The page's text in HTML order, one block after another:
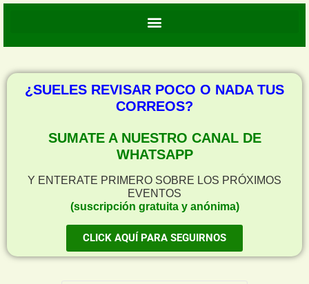
¿SUELES REVISAR POCO O NADA TUS
CORREOS?
SUMATE A NUESTRO CANAL DE
WHATSAPP
Y ENTERATE PRIMERO SOBRE LOS PRÓXIMOS
EVENTOS
(suscripción gratuita y anónima)
CLICK AQUÍ PARA SEGUIRNOS